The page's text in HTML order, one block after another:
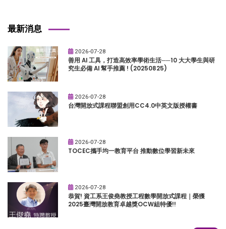
最新消息
2026-07-28
善用 AI 工具，打造高效率學術生活──10 大大學生與研
究生必備 AI 幫手推薦 ! (20250825)
2026-07-28
台灣開放式課程聯盟創用CC4.0中英文版授權書
2026-07-28
TOCEC攜手均一教育平台 推動數位學習新未來
2026-07-28
恭賀! 資工系王俊堯教授工程數學開放式課程｜榮獲
2025臺灣開放教育卓越獎OCW組特優!!